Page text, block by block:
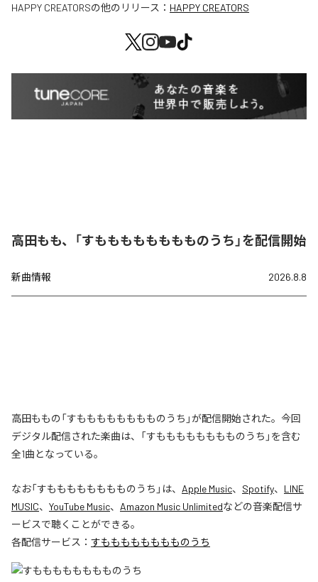
HAPPY CREATORSの他のリリース： HAPPY CREATORS
高田もも、「すもももももももものうち」を配信開始
新曲情報 2026.8.8
高田ももの「すもももももももものうち」が配信開始された。今回
デジタル配信された楽曲は、「すもももももももものうち」を含む
全1曲となっている。
なお「すもももももももものうち 」は、 Apple Music、 Spotify、 LINE
MUSIC、 YouTube Music、 Amazon Music Unlimitedなどの音楽配信サ
ービスで聴くことができる。
各配信サービス： すもももももももものうち